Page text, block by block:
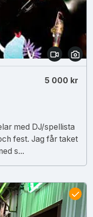
5 000 kr
med DJ/spellista
fest. Jag får taket
s...